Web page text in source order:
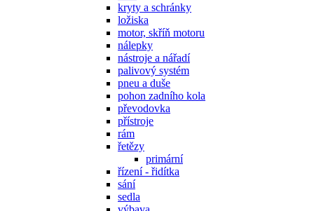
kryty a schránky
ložiska
motor, skříň motoru
nálepky
nástroje a nářadí
palivový systém
pneu a duše
pohon zadního kola
převodovka
přístroje
rám
řetězy
primární
řízení - řidítka
sání
sedla